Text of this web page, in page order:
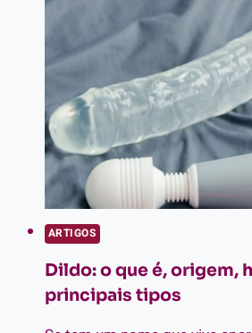
QUARTETO
ARTIGOS
Dildo: o que é, origem,
principais tipos